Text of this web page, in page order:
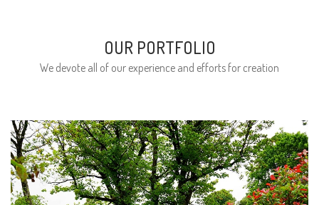
OUR PORTFOLIO
We devote all of our experience and efforts for creation